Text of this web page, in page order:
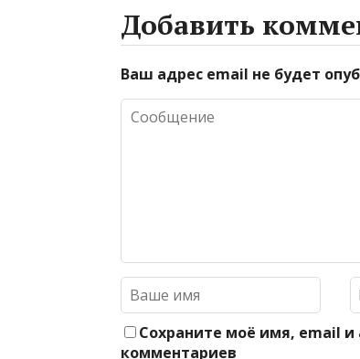
Добавить
Ваш адрес email не будет
Сохраните моё имя, email
комментариев